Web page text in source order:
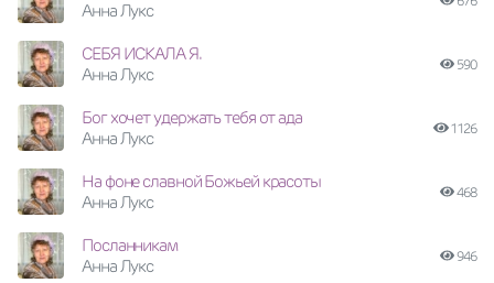
Анна Лукс
СЕБЯ ИСКАЛА Я.
Анна Лукс
590
Бог хочет удержать тебя от ада
Анна Лукс
1126
На фоне славной Божьей красоты
Анна Лукс
468
Посланникам
Анна Лукс
946